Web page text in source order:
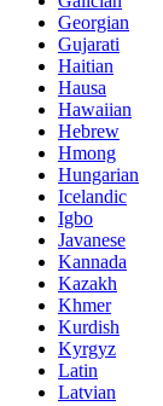
Georgian
Gujarati
Haitian
Hausa
Hawaiian
Hebrew
Hmong
Hungarian
Icelandic
Igbo
Javanese
Kannada
Kazakh
Khmer
Kurdish
Kyrgyz
Latin
Latvian